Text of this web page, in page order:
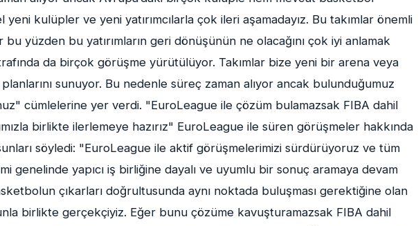
kulüpler ve yeni yatırımcılarla çok ileri aşamadayız. Bu takımlar önemli
bu yüzden bu yatırımların geri dönüşünün ne olacağını çok iyi anlamak
da birçok görüşme yürütülüyor. Takımlar bize yeni bir arena veya
sunuyor. Bu nedenle süreç zaman alıyor ancak bulunduğumuz
cümlelerine yer verdi. "EuroLeague ile çözüm bulamazsak FIBA dahil
birlikte ilerlemeye hazırız" EuroLeague ile süren görüşmeler hakkında
söyledi: "EuroLeague ile aktif görüşmelerimizi sürdürüyoruz ve tüm
genelinde yapıcı iş birliğine dayalı ve uyumlu bir sonuç aramaya devam
çıkarları doğrultusunda aynı noktada buluşması gerektiğine olan
birlikte gerçekçiyiz. Eğer bunu çözüme kavuşturamazsak FIBA dahil